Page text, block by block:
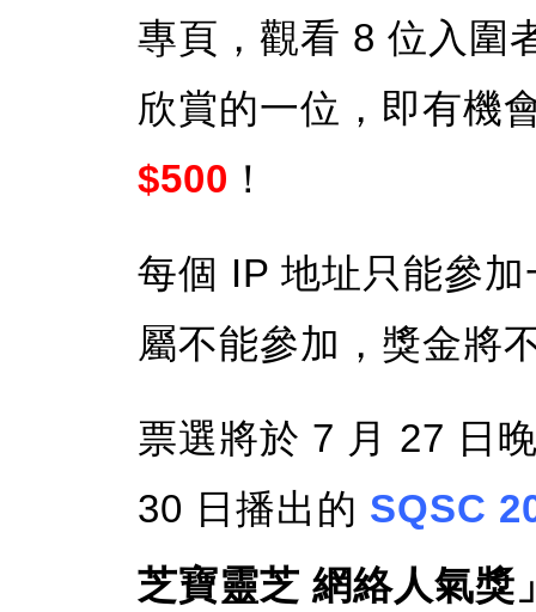
專頁，觀看 8 位入圍
欣賞的一位，即有機
$500 ！
每個 IP 地址只能參加
屬不能參加，獎金將
票選將於 7 月 27 日
30 日播出的 SQSC
芝寶靈芝 網絡人氣獎